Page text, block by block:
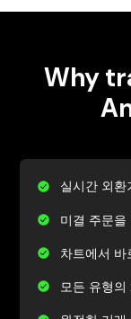
Why
실시간 외환
미결 주문을
차트에서 바
모든 유형의